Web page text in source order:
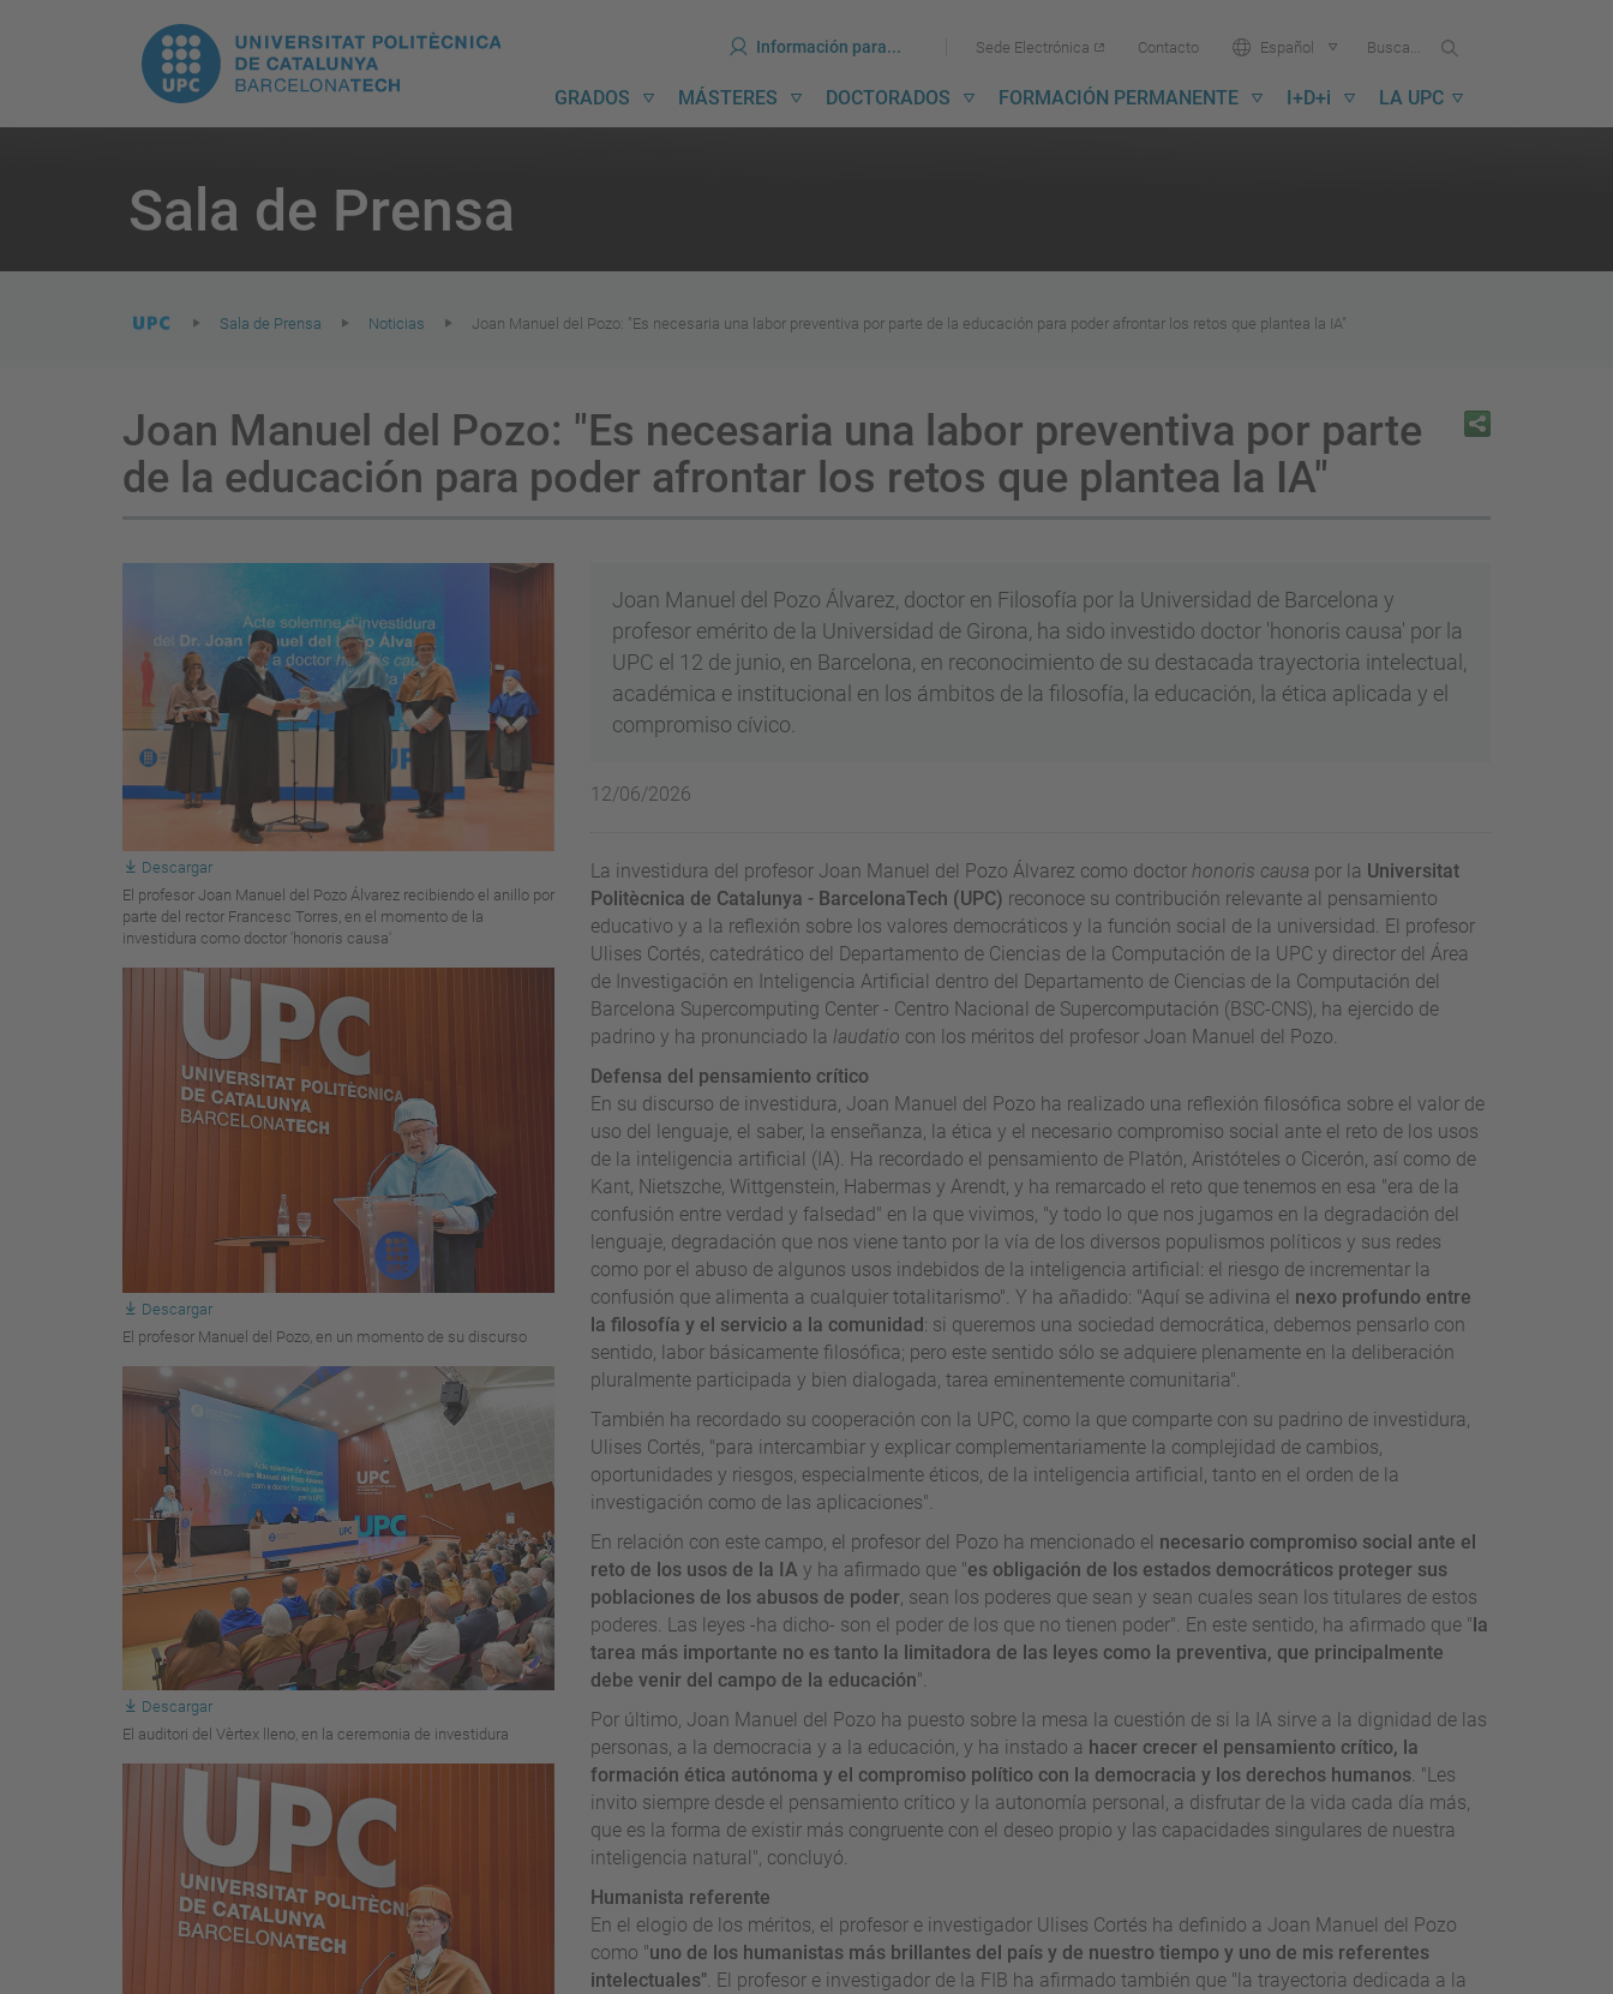
UPC.
Universitat
Politècnica
de
Catalunya
Ir
al
Ir
al
Información para... Sede Electrónica Contacto Idioma:Español
Buscar
UPC
Navegación
GRADOS MÁSTERES DOCTORADOS FORMACIÓN PERMANENTE I+D+i LA UPC
Sala de Prensa
are
here:
Sala de Prensa Noticias Joan Manuel del Pozo: "Es necesaria una labor preventiva por parte de la educación para poder afrontar los retos que plantea la IA"
Joan Manuel del Pozo: "Es necesaria una labor preventiva por parte
de la educación para poder afrontar los retos que plantea la IA"
Descargar
El profesor Joan Manuel del Pozo Álvarez recibiendo el anillo por
parte del rector Francesc Torres, en el momento de la
investidura como doctor 'honoris causa'
Descargar
El profesor Manuel del Pozo, en un momento de su discurso
Descargar
El auditori del Vèrtex lleno, en la ceremonia de investidura
Joan Manuel del Pozo Álvarez, doctor en Filosofía por la Universidad de Barcelona y
profesor emérito de la Universidad de Girona, ha sido investido doctor 'honoris causa' por la
UPC el 12 de junio, en Barcelona, en reconocimiento de su destacada trayectoria intelectual,
académica e institucional en los ámbitos de la filosofía, la educación, la ética aplicada y el
compromiso cívico.
12/06/2026
La investidura del profesor Joan Manuel del Pozo Álvarez como doctor honoris causa por la Universitat
Politècnica de Catalunya - BarcelonaTech (UPC) reconoce su contribución relevante al pensamiento
educativo y a la reflexión sobre los valores democráticos y la función social de la universidad. El profesor
Ulises Cortés, catedrático del Departamento de Ciencias de la Computación de la UPC y director del Área
de Investigación en Inteligencia Artificial dentro del Departamento de Ciencias de la Computación del
Barcelona Supercomputing Center - Centro Nacional de Supercomputación (BSC-CNS), ha ejercido de
padrino y ha pronunciado la laudatio con los méritos del profesor Joan Manuel del Pozo.
Defensa del pensamiento crítico
En su discurso de investidura, Joan Manuel del Pozo ha realizado una reflexión filosófica sobre el valor de
uso del lenguaje, el saber, la enseñanza, la ética y el necesario compromiso social ante el reto de los usos
de la inteligencia artificial (IA). Ha recordado el pensamiento de Platón, Aristóteles o Cicerón, así como de
Kant, Nietszche, Wittgenstein, Habermas y Arendt, y ha remarcado el reto que tenemos en esa "era de la
confusión entre verdad y falsedad" en la que vivimos, "y todo lo que nos jugamos en la degradación del
lenguaje, degradación que nos viene tanto por la vía de los diversos populismos políticos y sus redes
como por el abuso de algunos usos indebidos de la inteligencia artificial: el riesgo de incrementar la
confusión que alimenta a cualquier totalitarismo". Y ha añadido: "Aquí se adivina el nexo profundo entre
la filosofía y el servicio a la comunidad : si queremos una sociedad democrática, debemos pensarlo con
sentido, labor básicamente filosófica; pero este sentido sólo se adquiere plenamente en la deliberación
pluralmente participada y bien dialogada, tarea eminentemente comunitaria".
También ha recordado su cooperación con la UPC, como la que comparte con su padrino de investidura,
Ulises Cortés, "para intercambiar y explicar complementariamente la complejidad de cambios,
oportunidades y riesgos, especialmente éticos, de la inteligencia artificial, tanto en el orden de la
investigación como de las aplicaciones".
En relación con este campo, el profesor del Pozo ha mencionado el necesario compromiso social ante el
reto de los usos de la IA y ha afirmado que "es obligación de los estados democráticos proteger sus
poblaciones de los abusos de poder, sean los poderes que sean y sean cuales sean los titulares de estos
poderes. Las leyes -ha dicho- son el poder de los que no tienen poder". En este sentido, ha afirmado que " la
tarea más importante no es tanto la limitadora de las leyes como la preventiva, que principalmente
debe venir del campo de la educación".
Por último, Joan Manuel del Pozo ha puesto sobre la mesa la cuestión de si la IA sirve a la dignidad de las
personas, a la democracia y a la educación, y ha instado a hacer crecer el pensamiento crítico, la
formación ética autónoma y el compromiso político con la democracia y los derechos humanos. "Les
invito siempre desde el pensamiento crítico y la autonomía personal, a disfrutar de la vida cada día más,
que es la forma de existir más congruente con el deseo propio y las capacidades singulares de nuestra
inteligencia natural", concluyó.
Humanista referente
En el elogio de los méritos, el profesor e investigador Ulises Cortés ha definido a Joan Manuel del Pozo
como "uno de los humanistas más brillantes del país y de nuestro tiempo y uno de mis referentes
intelectuales". El profesor e investigador de la FIB ha afirmado también que "la trayectoria dedicada a la